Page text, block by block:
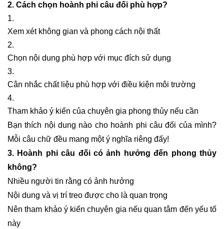
2. Cách chọn hoành phi câu đối phù hợp?
Xem xét không gian và phong cách nội thất
Chọn nội dung phù hợp với mục đích sử dụng
Cân nhắc chất liệu phù hợp với điều kiện môi trường
Tham khảo ý kiến của chuyên gia phong thủy nếu cần
Bạn thích nội dung nào cho hoành phi câu đối của mình?
Mỗi câu chữ đều mang một ý nghĩa riêng đấy!
3. Hoành phi câu đối có ảnh hưởng đến phong thủy
không?
Nhiều người tin rằng có ảnh hưởng
Nội dung và vị trí treo được cho là quan trọng
Nên tham khảo ý kiến chuyên gia nếu quan tâm đến yếu tố
này